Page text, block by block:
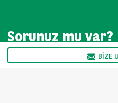
BIZE
Sorunuz mu var?
Deneyimli satış ekibimiz hafta